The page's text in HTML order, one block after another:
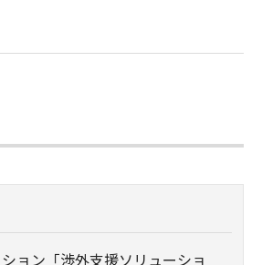
ョン「渉外支援ソリューショ